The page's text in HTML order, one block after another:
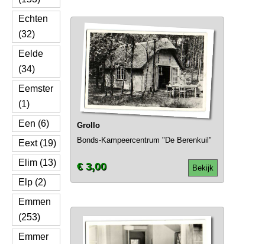
Echten
(32)
Eelde
(34)
Eemster
(1)
Een (6)
Eext (19)
Elim (13)
Elp (2)
Emmen
(253)
Emmer
Grollo
Bonds-Kampeercentrum "De Berenkuil"
Bekijk
€ 3,00